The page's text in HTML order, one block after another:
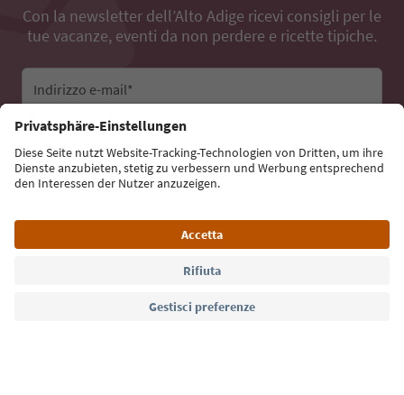
Con la newsletter dell’Alto Adige ricevi consigli per le
tue vacanze, eventi da non perdere e ricette tipiche.
Indirizzo e-mail*
Iscriviti alla newsletter